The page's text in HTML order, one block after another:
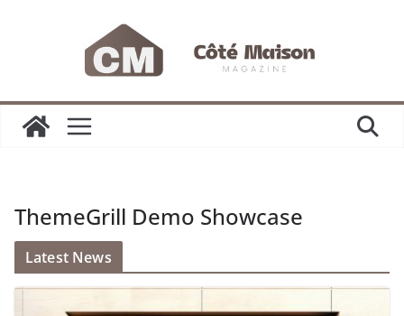
ThemeGrill Demo Showcase
Latest News